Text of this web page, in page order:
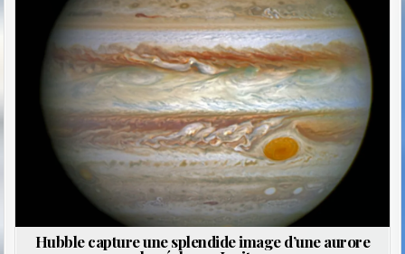
in
Hubble capture une splendide image d’une aurore